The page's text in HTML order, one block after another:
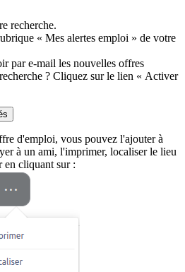
recherche.
« Mes alertes emploi » de votre
par e-mail les nouvelles offres
? Cliquez sur le lien « Activer
d'emploi, vous pouvez l'ajouter à
à un ami, l'imprimer, localiser le lieu
en cliquant sur :